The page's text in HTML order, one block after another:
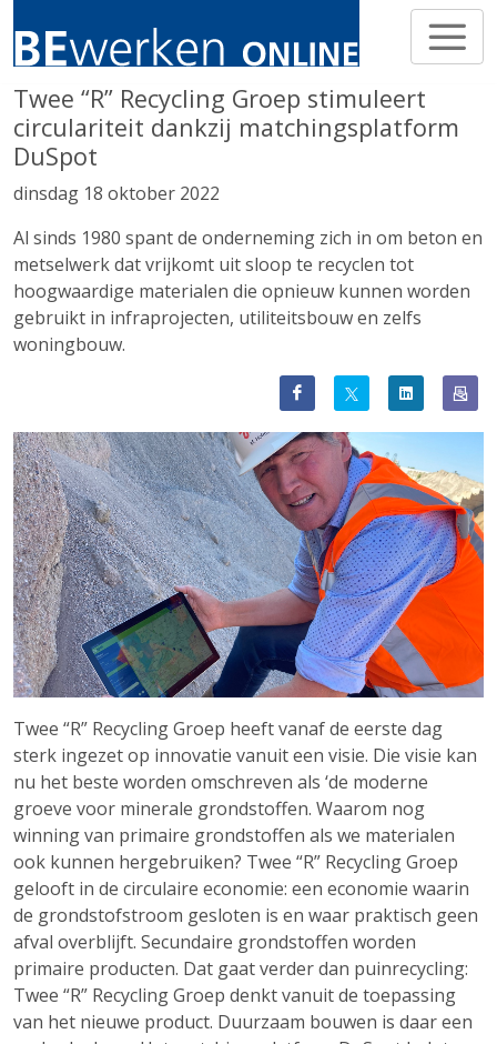
Twee “R” Recycling Groep stimuleert
circulariteit dankzij matchingsplatform
DuSpot
dinsdag 18 oktober 2022
Al sinds 1980 spant de onderneming zich in om beton en
metselwerk dat vrijkomt uit sloop te recyclen tot
hoogwaardige materialen die opnieuw kunnen worden
gebruikt in infraprojecten, utiliteitsbouw en zelfs
woningbouw.
Twee “R” Recycling Groep heeft vanaf de eerste dag
sterk ingezet op innovatie vanuit een visie. Die visie kan
nu het beste worden omschreven als ‘de moderne
groeve voor minerale grondstoffen. Waarom nog
winning van primaire grondstoffen als we materialen
ook kunnen hergebruiken? Twee “R” Recycling Groep
gelooft in de circulaire economie: een economie waarin
de grondstofstroom gesloten is en waar praktisch geen
afval overblijft. Secundaire grondstoffen worden
primaire producten. Dat gaat verder dan puinrecycling:
Twee “R” Recycling Groep denkt vanuit de toepassing
van het nieuwe product. Duurzaam bouwen is daar een